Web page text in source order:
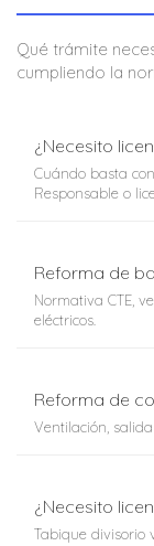
Qué trámite
cumpliendo la
¿Necesito
Cuándo basta
Responsable o
Reforma de
Normativa CTE,
eléctricos.
Reforma de
Ventilación,
¿Necesito
Tabique divisorio